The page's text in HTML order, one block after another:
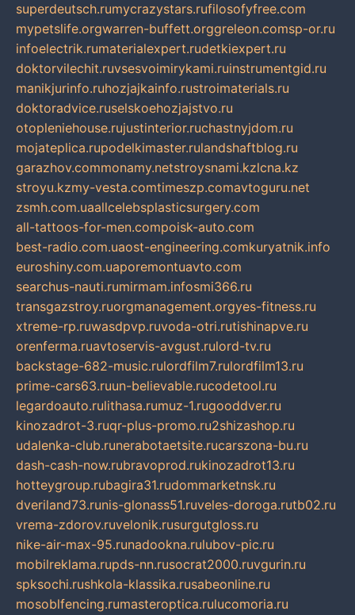
superdeutsch.rumycrazystars.rufilosofyfree.com
mypetslife.orgwarren-buffett.orggreleon.comsp-or.ru
infoelectrik.rumaterialexpert.rudetkiexpert.ru
doktorvilechit.ruvsesvoimirykami.ruinstrumentgid.ru
manikjurinfo.ruhozjajkainfo.rustroimaterials.ru
doktoradvice.ruselskoehozjajstvo.ru
otopleniehouse.rujustinterior.ruchastnyjdom.ru
mojateplica.rupodelkimaster.rulandshaftblog.ru
garazhov.commonamy.netstroysnami.kzlcna.kz
stroyu.kzmy-vesta.comtimeszp.comavtoguru.net
zsmh.com.uaallcelebsplasticsurgery.com
all-tattoos-for-men.compoisk-auto.com
best-radio.com.uaost-engineering.comkuryatnik.info
euroshiny.com.uaporemontuavto.com
searchus-nauti.rumirmam.infosmi366.ru
transgazstroy.ruorgmanagement.orgyes-fitness.ru
xtreme-rp.ruwasdpvp.ruvoda-otri.rutishinapve.ru
orenferma.ruavtoservis-avgust.rulord-tv.ru
backstage-682-music.rulordfilm7.rulordfilm13.ru
prime-cars63.ruun-believable.rucodetool.ru
legardoauto.rulithasa.rumuz-1.rugooddver.ru
kinozadrot-3.ruqr-plus-promo.ru2shizashop.ru
udalenka-club.runerabotaetsite.rucarszona-bu.ru
dash-cash-now.rubravoprod.rukinozadrot13.ru
hotteygroup.rubagira31.rudommarketnsk.ru
dveriland73.runis-glonass51.ruveles-doroga.rutb02.ru
vrema-zdorov.ruvelonik.rusurgutgloss.ru
nike-air-max-95.runadookna.rulubov-pic.ru
mobilreklama.rupds-nn.rusocrat2000.ruvgurin.ru
spksochi.rushkola-klassika.rusabeonline.ru
mosoblfencing.rumasteroptica.rulucomoria.ru